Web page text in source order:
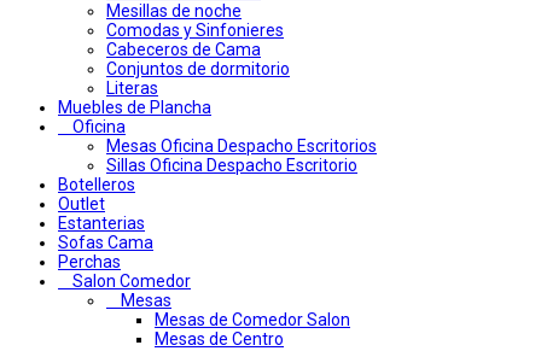
Mesillas de noche
Comodas y Sinfonieres
Cabeceros de Cama
Conjuntos de dormitorio
Literas
Muebles de Plancha
Oficina
Mesas Oficina Despacho Escritorios
Sillas Oficina Despacho Escritorio
Botelleros
Outlet
Estanterias
Sofas Cama
Perchas
Salon Comedor
Mesas
Mesas de Comedor Salon
Mesas de Centro